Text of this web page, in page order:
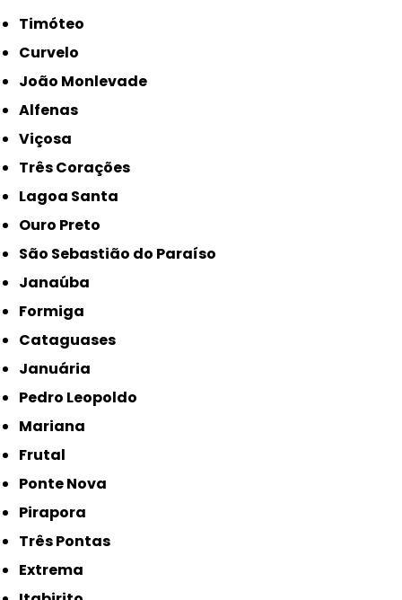
Timóteo
Curvelo
João Monlevade
Alfenas
Viçosa
Três Corações
Lagoa Santa
Ouro Preto
São Sebastião do Paraíso
Janaúba
Formiga
Cataguases
Januária
Pedro Leopoldo
Mariana
Frutal
Ponte Nova
Pirapora
Três Pontas
Extrema